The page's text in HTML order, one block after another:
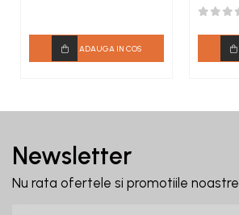
ADAUGA IN COS
Newsletter
Nu rata ofertele si promotiile noastre